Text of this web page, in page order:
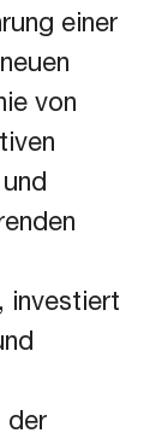
einer
von
investiert
der